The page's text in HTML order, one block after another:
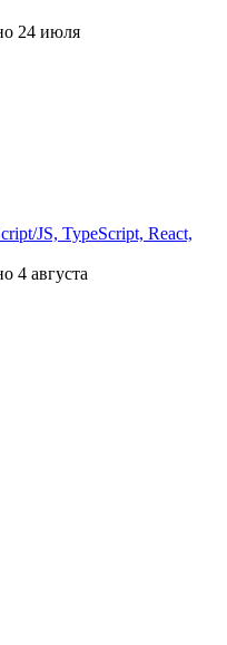
24 июля
JS, TypeScript, React,
4 августа